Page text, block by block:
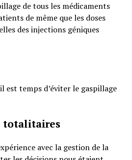
de tous les médicaments
de même que les doses
des injections géniques
est temps d’éviter le gaspillage
totalitaires
avec la gestion de la